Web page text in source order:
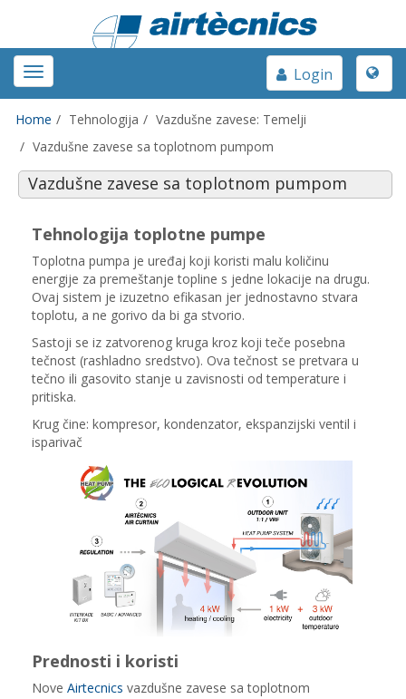
Toggle
navigation
Toggle
Login
Home Tehnologija
Vazdušne zavese: Temelji
Vazdušne zavese sa toplotnom pumpom
Vazdušne zavese sa toplotnom pumpom
Tehnologija toplotne pumpe
Toplotna pumpa je uređaj koji koristi malu količinu
energije za premeštanje topline s jedne lokacije na drugu.
Ovaj sistem je izuzetno efikasan jer jednostavno stvara
toplotu, a ne gorivo da bi ga stvorio.
Sastoji se iz zatvorenog kruga kroz koji teče posebna
tečnost (rashladno sredstvo). Ova tečnost se pretvara u
tečno ili gasovito stanje u zavisnosti od temperature i
pritiska.
Krug čine: kompresor, kondenzator, ekspanzijski ventil i
isparivač
Prednosti i koristi
Nove Airtecnics vazdušne zavese sa toplotnom